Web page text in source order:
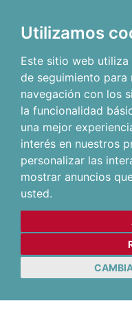
Utilizamos
Este sitio web
de seguimiento para
navegación con los
la funcionalidad
una mejor
interés en nuestros
personalizar las
mostrar anuncios
usted.